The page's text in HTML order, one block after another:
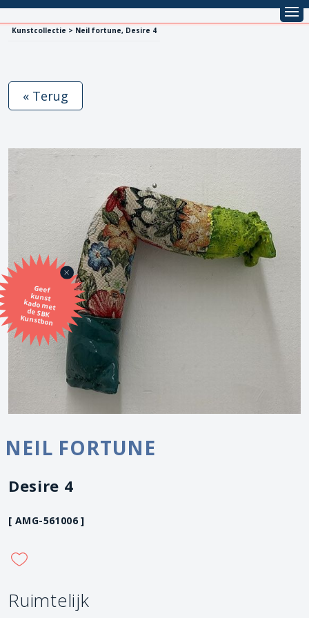
Kunstcollectie > Neil fortune, Desire 4
Geef
kunst
kado met
de SBK
Kunstbon
« Terug
NEIL FORTUNE
Desire 4
[ AMG-561006 ]
Ruimtelijk